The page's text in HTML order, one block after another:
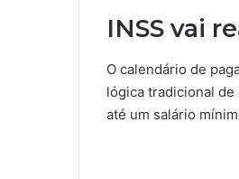
INSS vai
O calendário de
lógica tradicional de
até um salário